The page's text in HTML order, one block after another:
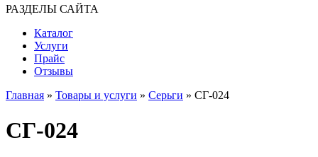
РАЗДЕЛЫ САЙТА
Каталог
Услуги
Прайс
Отзывы
Главная » Товары и услуги » Серьги » СГ-024
СГ-024